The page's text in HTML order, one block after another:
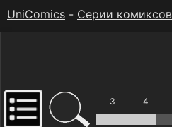
UniComics - Серии комиксов
3 4